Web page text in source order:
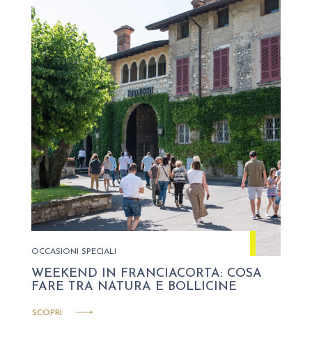
OCCASIONI SPECIALI
WEEKEND IN FRANCIACORTA: COSA
FARE TRA NATURA E BOLLICINE
SCOPRI